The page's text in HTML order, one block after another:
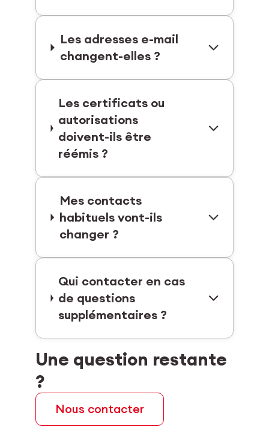
Les adresses e-mail
changent-elles ?
Les certificats ou
autorisations
doivent-ils être
réémis ?
Mes contacts
habituels vont-ils
changer ?
Qui contacter en cas
de questions
supplémentaires ?
Une question restante
?
Nous contacter